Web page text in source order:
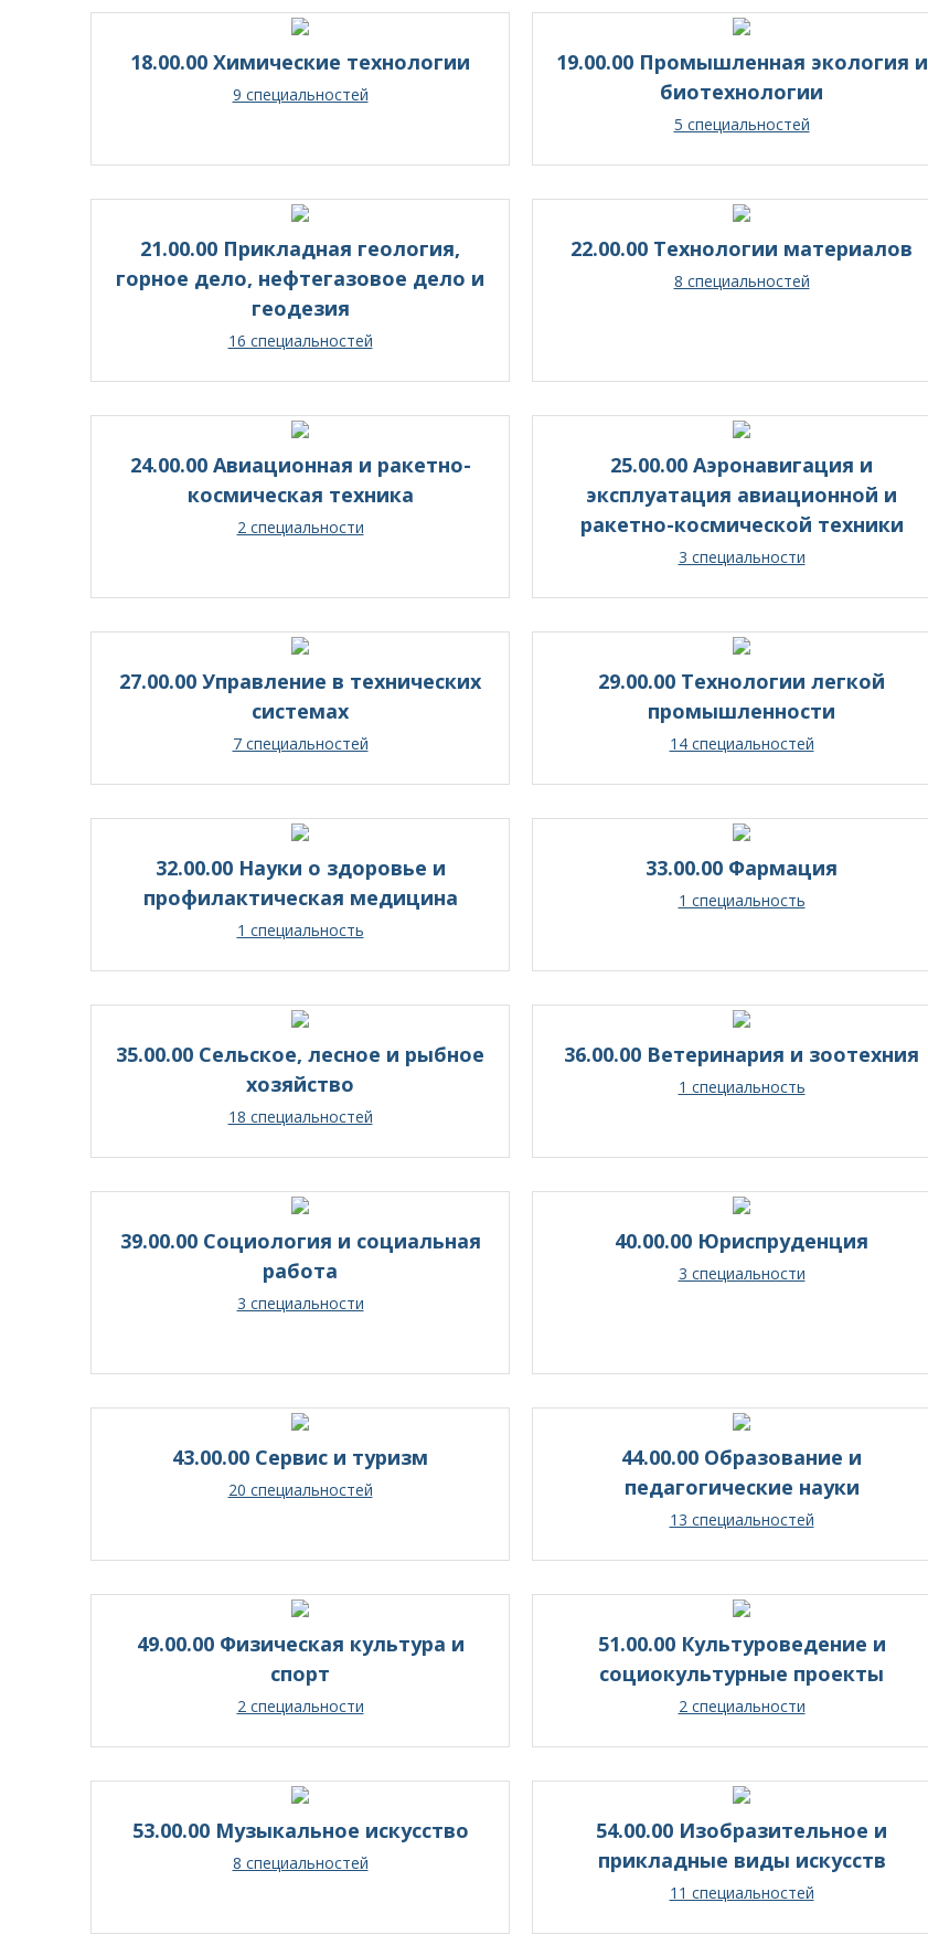
18.00.00 Химические технологии
9 специальностей
19.00.00 Промышленная экология и
биотехнологии
5 специальностей
21.00.00 Прикладная геология,
горное дело, нефтегазовое дело и
геодезия
16 специальностей
22.00.00 Технологии материалов
8 специальностей
24.00.00 Авиационная и ракетно-
космическая техника
2 специальности
25.00.00 Аэронавигация и
эксплуатация авиационной и
ракетно-космической техники
3 специальности
27.00.00 Управление в технических
системах
7 специальностей
29.00.00 Технологии легкой
промышленности
14 специальностей
32.00.00 Науки о здоровье и
профилактическая медицина
1 специальность
33.00.00 Фармация
1 специальность
35.00.00 Сельское, лесное и рыбное
хозяйство
18 специальностей
36.00.00 Ветеринария и зоотехния
1 специальность
39.00.00 Социология и социальная
работа
3 специальности
40.00.00 Юриспруденция
3 специальности
43.00.00 Сервис и туризм
20 специальностей
44.00.00 Образование и
педагогические науки
13 специальностей
49.00.00 Физическая культура и
спорт
2 специальности
51.00.00 Культуроведение и
социокультурные проекты
2 специальности
53.00.00 Музыкальное искусство
8 специальностей
54.00.00 Изобразительное и
прикладные виды искусств
11 специальностей